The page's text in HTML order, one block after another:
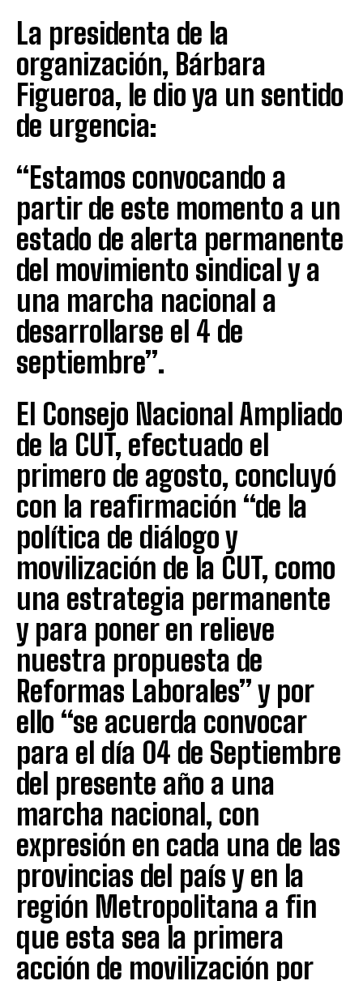
La presidenta de la
organización, Bárbara
Figueroa, le dio ya un sentido
de urgencia:
“Estamos convocando a
partir de este momento a un
estado de alerta permanente
del movimiento sindical y a
una marcha nacional a
desarrollarse el 4 de
septiembre”.
El Consejo Nacional Ampliado
de la CUT, efectuado el
primero de agosto, concluyó
con la reafirmación “de la
política de diálogo y
movilización de la CUT, como
una estrategia permanente
y para poner en relieve
nuestra propuesta de
Reformas Laborales” y por
ello “se acuerda convocar
para el día 04 de Septiembre
del presente año a una
marcha nacional, con
expresión en cada una de las
provincias del país y en la
región Metropolitana a fin
que esta sea la primera
acción de movilización por